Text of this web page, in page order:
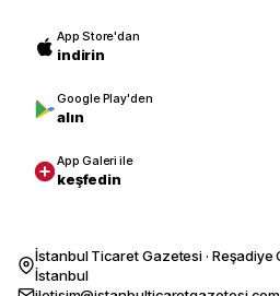
App Store'dan
indirin
Google Play'den
alın
App Galeri ile
keşfedin
İstanbul Ticaret Gazetesi · Reşadiye
İstanbul